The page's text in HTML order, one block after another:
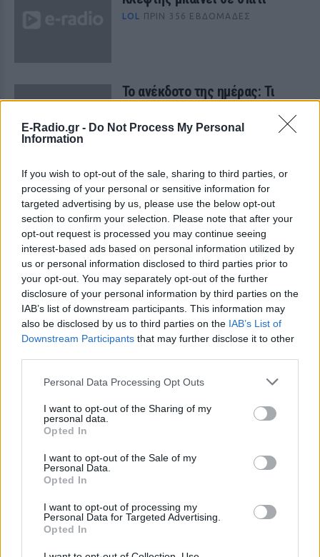
E-Radio.gr - Do Not Process My Personal
Information
If you wish to opt-out of the sale, sharing to third parties, or
processing of your personal or sensitive information for
targeted advertising by us, please use the below opt-out
section to confirm your selection. Please note that after your
opt-out request is processed you may continue seeing
interest-based ads based on personal information utilized by
us or personal information disclosed to third parties prior to
your opt-out. You may separately opt-out of the further
disclosure of your personal information by third parties on the
IAB’s list of downstream participants. This information may
also be disclosed by us to third parties on the IAB’s List of
Downstream Participants that may further disclose it to other
Personal Data Processing Opt Outs
I want to opt-out of the Sharing of my
personal data.
Opted In
I want to opt-out of the Sale of my
Personal Data.
Opted In
I want to opt-out of processing my
Personal Data for Targeted Advertising.
Opted In
LOL ΠΡΙΝ 356 ΕΒΔΟΜΆΔΕΣ
Το ανέκδοτο της ημέρας: Τι
ώρα είναι;
LOL ΠΡΙΝ 355 ΕΒΔΟΜΆΔΕΣ
Το ανέκδοτο της ημέρας:
Ψάχνοντας το Μιχάλη
LOL ΠΡΙΝ 353 ΕΒΔΟΜΆΔΕΣ
Το ανέκδοτο της ημέρας:
«Μπαρούτιασε» ο οδηγός
LOL ΠΡΙΝ 353 ΕΒΔΟΜΆΔΕΣ
ΔΙΑΦΗΜΙΣΗ